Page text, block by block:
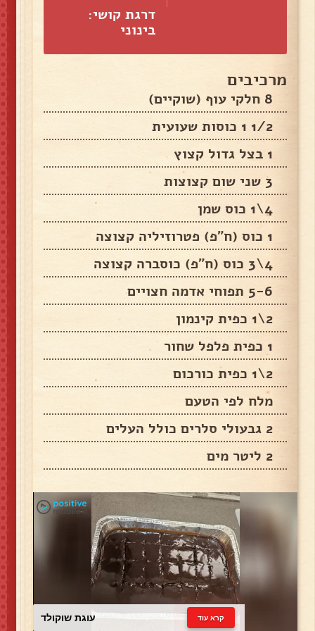
דרגת קושי:
בינוני
מרכיבים
8 חלקי עוף (שוקיים)
1/2 1 כוסות שעועית
1 בצל גדול קצוץ
3 שני שום קצוצות
4\1 כוס שמן
1 כוס (ח"פ) פטרוזיליה קצוצה
4\3 כוס (ח"פ) כוסברה קצוצה
5-6 תפוחי אדמה חצויים
2\1 כפית קינמון
1 כפית פלפל שחור
2\1 כפית כורכום
מלח לפי הטעם
2 גבעולי סלרים כולל העלים
2 ליטר מים
עוגת שוקולד קרא עוד